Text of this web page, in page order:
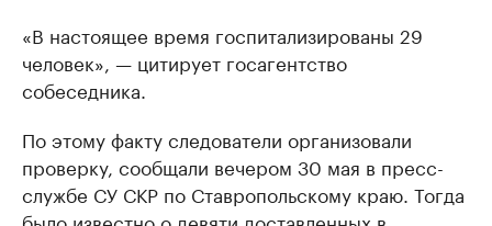
«В настоящее время госпитализированы 29
человек», — цитирует госагентство
собеседника.
По этому факту следователи организовали
проверку, сообщали вечером 30 мая в пресс-
службе СУ СКР по Ставропольскому краю. Тогда